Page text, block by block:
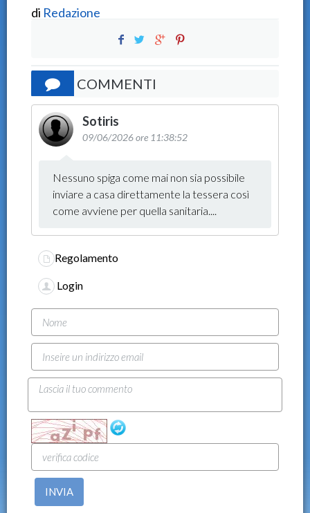
di Redazione
COMMENTI
Sotiris
09/06/2026 ore 11:38:52
Nessuno spiga come mai non sia possibile
inviare a casa direttamente la tessera così
come avviene per quella sanitaria....
Regolamento
Login
INVIA